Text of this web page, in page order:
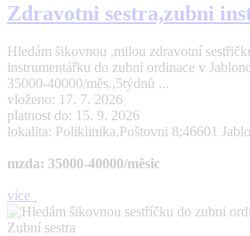
Zdravotni sestra,zubni
Hledám šikovnou ,milou zdravotní
instrumentářku do zubni ordinace v
35000-40000/měs.,5týdnů ...
vloženo: 17. 7. 2026
platnost do: 15. 9. 2026
lokalita: Poliklinika,Poštovni 8;46601
mzda: 35000-40000/měsic
více
Zubní sestra